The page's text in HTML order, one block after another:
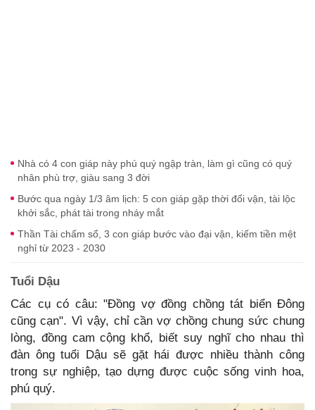
Nhà có 4 con giáp này phú quý ngập tràn, làm gì cũng có quý
nhân phù trợ, giàu sang 3 đời
Bước qua ngày 1/3 âm lịch: 5 con giáp gặp thời đổi vận, tài lộc
khởi sắc, phát tài trong nháy mắt
Thần Tài chấm sổ, 3 con giáp bước vào đại vận, kiếm tiền mệt
nghỉ từ 2023 - 2030
Tuổi Dậu
Các cụ có câu: "Đồng vợ đồng chồng tát biển Đông
cũng cạn". Vì vậy, chỉ cần vợ chồng chung sức chung
lòng, đồng cam cộng khổ, biết suy nghĩ cho nhau thì
đàn ông tuổi Dậu sẽ gặt hái được nhiều thành công
trong sự nghiệp, tạo dựng được cuộc sống vinh hoa,
phú quý.